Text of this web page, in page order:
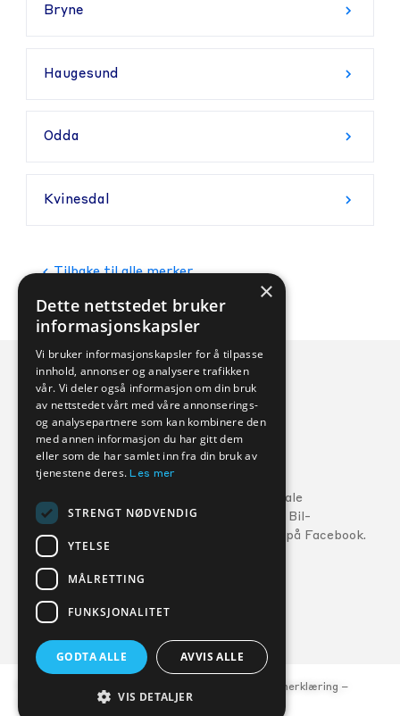
Bryne
Haugesund
Odda
Kvinesdal
Tilbake til alle merker
Veihjelp:
MG: 22 22 27 15
Volvo: 800 30 060
Følg din lokale
Kverneland Bil-
forhandler på Facebook.
FORHANDLERE
Personvernerklæring –
×
Dette nettstedet bruker
informasjonskapsler
Vi bruker informasjonskapsler for å tilpasse
innhold, annonser og analysere trafikken
vår. Vi deler også informasjon om din bruk
av nettstedet vårt med våre annonserings-
og analysepartnere som kan kombinere den
med annen informasjon du har gitt dem
eller som de har samlet inn fra din bruk av
tjenestene deres.Les mer
STRENGT NØDVENDIG
YTELSE
MÅLRETTING
FUNKSJONALITET
GODTA ALLE AVVIS ALLE
VIS DETALJER